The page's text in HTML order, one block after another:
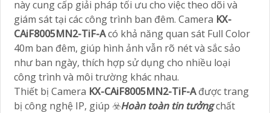
này cung cấp giải pháp tối ưu cho việc theo dõi và
giám sát tại các công trình ban đêm. Camera KX-
CAiF8005MN2-TiF-Acó khả năng quan sát Full Color
40m ban đêm, giúp hình ảnh vẫn rõ nét và sắc sảo
như ban ngày, thích hợp sử dụng cho nhiều loại
công trình và môi trường khác nhau.
Thiết bị Camera KX-CAiF8005MN2-TiF-Ađược trang
bị công nghệ IP, giúp ☣️Hoàn toàn tin tưởngchất